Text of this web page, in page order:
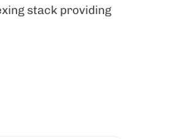
stack providing